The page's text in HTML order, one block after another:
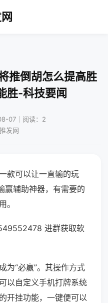
推倒胡怎么提高胜
胜-科技要闻
07｜阅读：2
发网
款可以让一直输的玩
赢辅助神器，有需要的
。
进群获取软
为“必赢”。其操作方式
以自定义手机打牌系统
开挂功能，一键便可以